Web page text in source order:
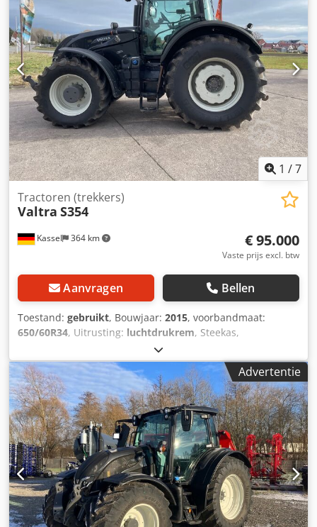
1 /7
Kassel 364 km
Tractoren (trekkers)
Valtra S354
€ 95.000
Vaste prijs excl. btw
Aanvragen Bellen
Toestand: gebruikt, Bouwjaar: 2015, voorbandmaat:
650/60R34, Uitrusting: luchtdrukrem, Steekas,
achterwielgewichten, ondertrekstangen Cat 3/3, Quick
Steer, Valtra Evolution / stoel met 2x 12V stopcontacten,
banden 4x NIEUW vooraan Mitas 650/60 R34 / Dedpfx Afor
N Apfjrokr
Advertentie